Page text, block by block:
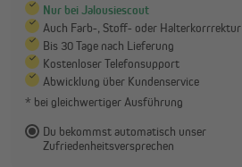
Nur bei Jalousiescout
Auch Farb-, Stoff- oder Halterkorrrektur
Bis 30 Tage nach Lieferung
Kostenloser Telefonsupport
Abwicklung über Kundenservice
* bei gleichwertiger Ausführung
Du bekommst automatisch unser
Zufriedenheitsversprechen